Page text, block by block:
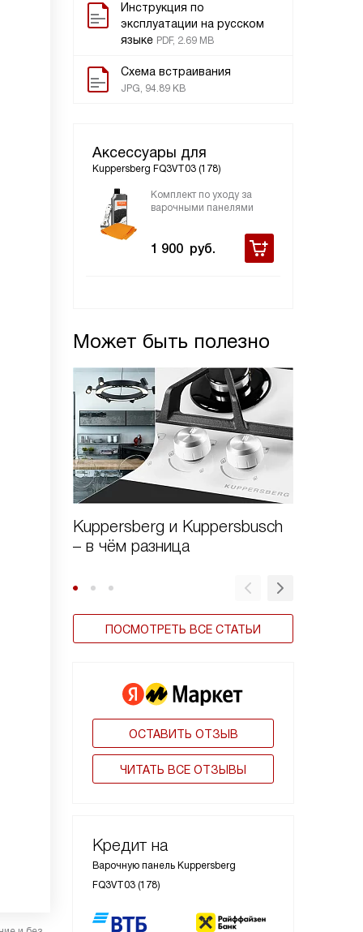
Инструкция по
эксплуатации на русском
языке PDF, 2.69 MB
Схема встраивания
JPG, 94.89 KB
Аксессуары для
Kuppersberg FQ3VT03 (178)
Комплект по уходу за
варочными панелями
1 900 руб.
Может быть полезно
Kuppersberg и Kuppersbusch
– в чём разница
ПОСМОТРЕТЬ ВСЕ СТАТЬИ
ОСТАВИТЬ ОТЗЫВ
ЧИТАТЬ ВСЕ ОТЗЫВЫ
Кредит на
Варочную панель Kuppersberg
FQ3VT03 (178)